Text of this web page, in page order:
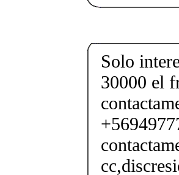
Solo
30000 el